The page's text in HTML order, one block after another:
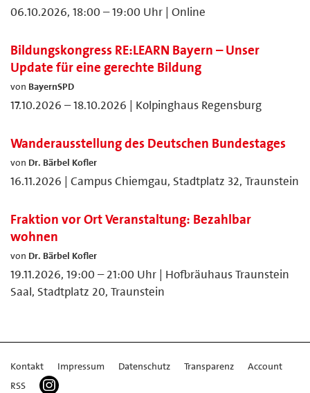
06.10.2026, 18:00 – 19:00 Uhr | Online
Bildungskongress RE:LEARN Bayern – Unser
Update für eine gerechte Bildung
von BayernSPD
17.10.2026 – 18.10.2026 | Kolpinghaus Regensburg
Wanderausstellung des Deutschen Bundestages
von Dr. Bärbel Kofler
16.11.2026 | Campus Chiemgau, Stadtplatz 32, Traunstein
Fraktion vor Ort Veranstaltung: Bezahlbar
wohnen
von Dr. Bärbel Kofler
19.11.2026, 19:00 – 21:00 Uhr | Hofbräuhaus Traunstein
Saal, Stadtplatz 20, Traunstein
Kontakt Impressum Datenschutz Transparenz
Account
RSS